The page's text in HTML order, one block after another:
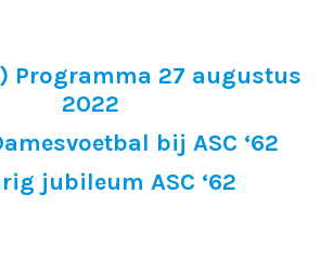
Programma 27 augustus
2022
bij ASC ‘62
jubileum ASC ‘62